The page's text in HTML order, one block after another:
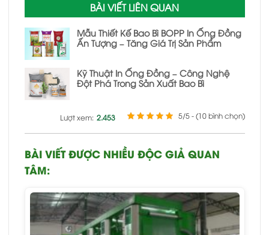
BÀI VIẾT LIÊN QUAN
Mẫu Thiết Kế Bao Bì BOPP In Ống Đồng
Ấn Tượng – Tăng Giá Trị Sản Phẩm
Kỹ Thuật In Ống Đồng – Công Nghệ
Đột Phá Trong Sản Xuất Bao Bì
5/5 - (10 bình chọn)
Lượt xem: 2.453
BÀI VIẾT ĐƯỢC NHIỀU ĐỘC GIẢ QUAN
TÂM: